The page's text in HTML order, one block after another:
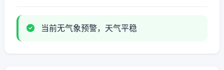
当前无气象预警，天气平稳